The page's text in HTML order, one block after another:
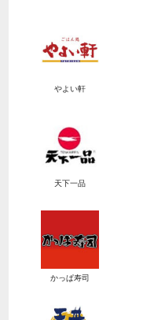
やよい軒
天下一品
かっぱ寿司